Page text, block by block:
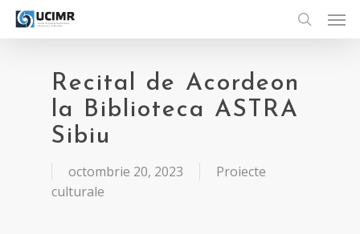
Skip
search
Recital de Acordeon
la Biblioteca ASTRA
Sibiu
octombrie 20, 2023
Proiecte
culturale